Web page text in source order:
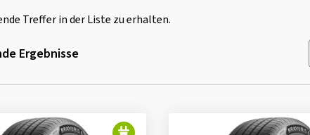
Treffer in der Liste zu erhalten.
Ergebnisse